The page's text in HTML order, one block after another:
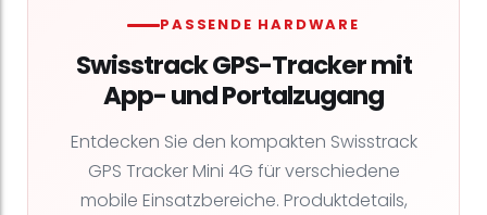
PASSENDE HARDWARE
Swisstrack GPS-Tracker mit
App- und Portalzugang
Entdecken Sie den kompakten Swisstrack
GPS Tracker Mini 4G für verschiedene
mobile Einsatzbereiche. Produktdetails,